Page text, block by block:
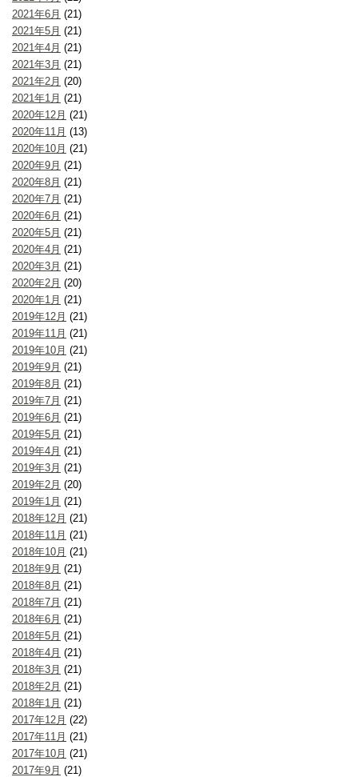
2021年6月 (21)
2021年5月 (21)
2021年4月 (21)
2021年3月 (21)
2021年2月 (20)
2021年1月 (21)
2020年12月 (21)
2020年11月 (13)
2020年10月 (21)
2020年9月 (21)
2020年8月 (21)
2020年7月 (21)
2020年6月 (21)
2020年5月 (21)
2020年4月 (21)
2020年3月 (21)
2020年2月 (20)
2020年1月 (21)
2019年12月 (21)
2019年11月 (21)
2019年10月 (21)
2019年9月 (21)
2019年8月 (21)
2019年7月 (21)
2019年6月 (21)
2019年5月 (21)
2019年4月 (21)
2019年3月 (21)
2019年2月 (20)
2019年1月 (21)
2018年12月 (21)
2018年11月 (21)
2018年10月 (21)
2018年9月 (21)
2018年8月 (21)
2018年7月 (21)
2018年6月 (21)
2018年5月 (21)
2018年4月 (21)
2018年3月 (21)
2018年2月 (21)
2018年1月 (21)
2017年12月 (22)
2017年11月 (21)
2017年10月 (21)
2017年9月 (21)